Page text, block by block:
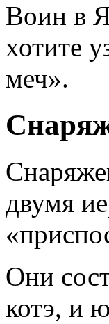
Воин в
хотите
меч».
двумя
Они
котэ, и